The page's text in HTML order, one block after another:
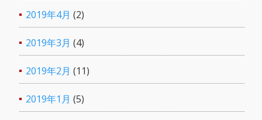
2019年4月 (2)
2019年3月 (4)
2019年2月 (11)
2019年1月 (5)